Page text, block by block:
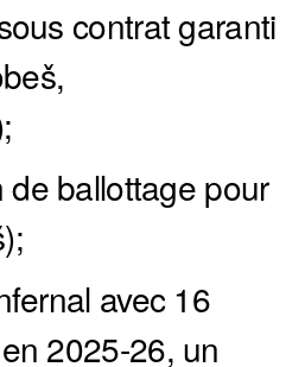
contrat garanti
de ballottage pour
avec 16
2025-26, un